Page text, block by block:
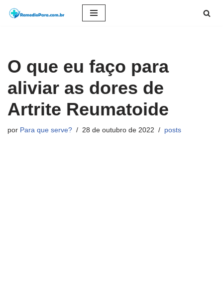
conteúdo
O que eu faço para
aliviar as dores de
Artrite Reumatoide
por Para que serve? 28 de outubro de 2022 posts